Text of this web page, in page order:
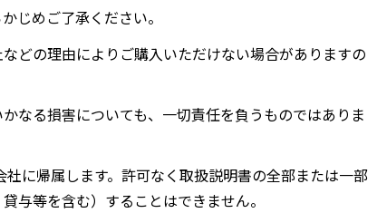
じめご了承ください。
どの理由によりご購入いただけない場合がありますの
なる損害についても、一切責任を負うものではありま
に帰属します。許可なく取扱説明書の全部または一部
与等を含む）することはできません。